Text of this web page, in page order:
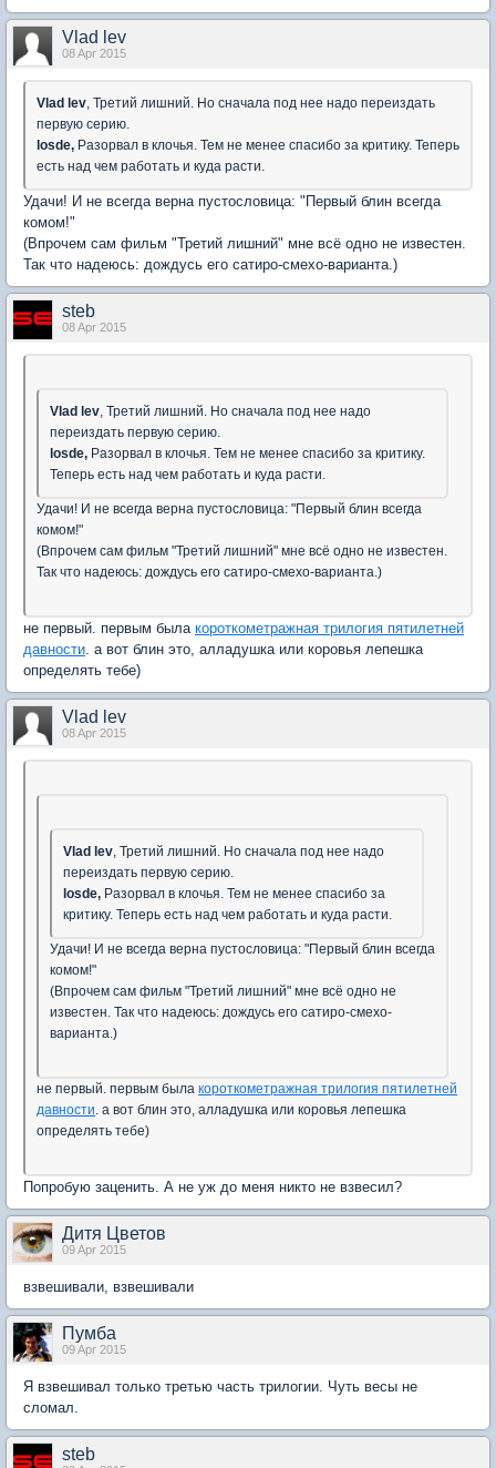
Vlad lev
08 Apr 2015
Vlad lev , Третий лишний. Но сначала под нее надо переиздать
первую серию.
losde, Разорвал в клочья. Тем не менее спасибо за критику. Теперь
есть над чем работать и куда расти.
Удачи! И не всегда верна пустословица: "Первый блин всегда
комом!"
(Впрочем сам фильм "Третий лишний" мне всё одно не известен.
Так что надеюсь: дождусь его сатиро-смехо-варианта.)
steb
08 Apr 2015
Vlad lev , Третий лишний. Но сначала под нее надо
переиздать первую серию.
losde, Разорвал в клочья. Тем не менее спасибо за критику.
Теперь есть над чем работать и куда расти.
Удачи! И не всегда верна пустословица: "Первый блин всегда
комом!"
(Впрочем сам фильм "Третий лишний" мне всё одно не известен.
Так что надеюсь: дождусь его сатиро-смехо-варианта.)
не первый. первым была короткометражная трилогия пятилетней
давности . а вот блин это, алладушка или коровья лепешка
определять тебе)
Vlad lev
08 Apr 2015
Vlad lev , Третий лишний. Но сначала под нее надо
переиздать первую серию.
losde, Разорвал в клочья. Тем не менее спасибо за
критику. Теперь есть над чем работать и куда расти.
Удачи! И не всегда верна пустословица: "Первый блин всегда
комом!"
(Впрочем сам фильм "Третий лишний" мне всё одно не
известен. Так что надеюсь: дождусь его сатиро-смехо-
варианта.)
не первый. первым была короткометражная трилогия пятилетней
давности . а вот блин это, алладушка или коровья лепешка
определять тебе)
Попробую заценить. А не уж до меня никто не взвесил?
Дитя Цветов
09 Apr 2015
взвешивали, взвешивали
Пумба
09 Apr 2015
Я взвешивал только третью часть трилогии. Чуть весы не
сломал.
steb